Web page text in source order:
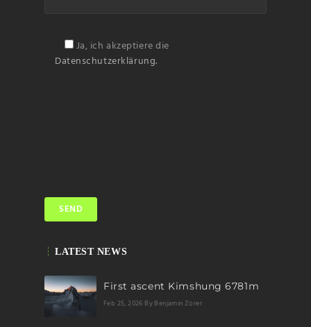
Ja, ich akzeptiere die
Datenschutzerklärung.
LATEST NEWS
First ascent Kimshung 6781m
Feb 25, 2026 By Benjamin Zörer